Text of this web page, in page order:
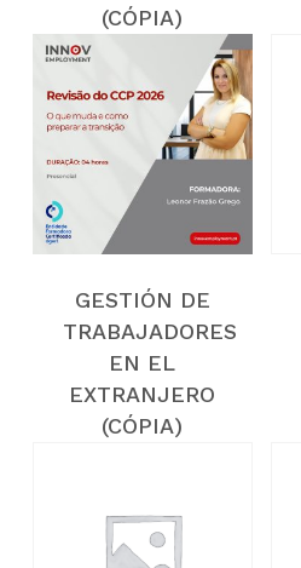
(CÓPIA)
(CÓPIA)
(CÓPIA)
(CÓPIA)
(CÓPIA)
(CÓPIA)
(CÓPIA)
(CÓPIA)
(CÓPIA)
GESTIÓN DE
TRABAJADORES
EN EL
EXTRANJERO
(CÓPIA)
(CÓPIA)
(CÓPIA)